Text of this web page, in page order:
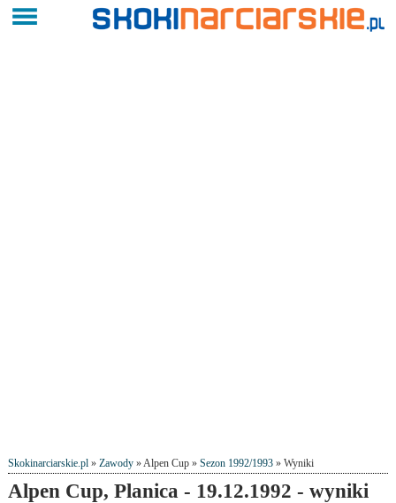
Skokinarciarskie.pl» Zawody» Alpen Cup » Sezon 1992/1993» Wyniki
Alpen Cup, Planica - 19.12.1992 - wyniki